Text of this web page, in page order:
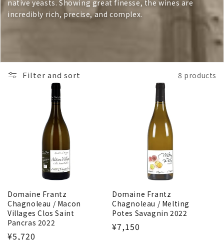
native yeasts. Showing great finesse, the wines are
incredibly rich, precise, and complex.
Filter and sort 8 products
Domaine Frantz
Chagnoleau / Macon
Villages Clos Saint
Pancras 2022
¥5,720
Domaine Frantz
Chagnoleau / Melting
Potes Savagnin 2022
¥7,150